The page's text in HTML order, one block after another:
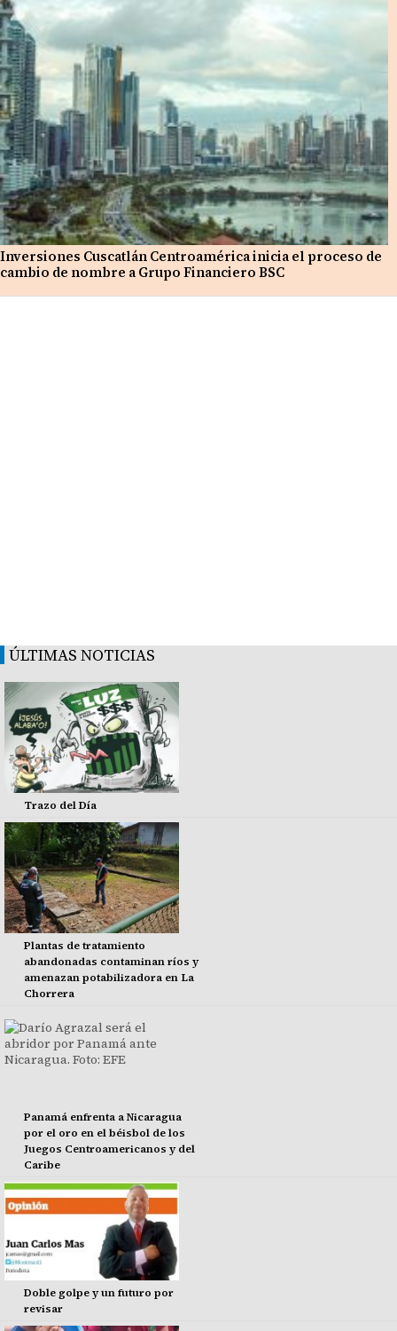
Inversiones Cuscatlán Centroamérica inicia el proceso de
cambio de nombre a Grupo Financiero BSC
ÚLTIMAS NOTICIAS
Trazo del Día
Plantas de tratamiento
abandonadas contaminan ríos y
amenazan potabilizadora en La
Chorrera
Panamá enfrenta a Nicaragua
por el oro en el béisbol de los
Juegos Centroamericanos y del
Caribe
Doble golpe y un futuro por
revisar